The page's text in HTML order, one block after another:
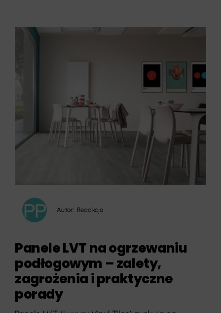
Autor: Redakcja
Panele LVT na ogrzewaniu
podłogowym – zalety,
zagrożenia i praktyczne
porady